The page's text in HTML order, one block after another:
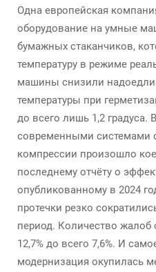
Одна европейская
оборудование на умные
бумажных стаканчиков,
температуру в режиме
машины снизили
температуры при
до всего лишь 1,2 градуса.
современными системами
компрессии произошло
последнему отчёту о
опубликованному в 2024
протечки резко
период. Количество жалоб
12,7% до всего 7,6%. И
модернизация окупилась